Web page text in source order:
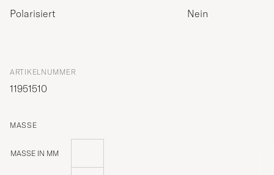
Polarisiert
Nein
ARTIKELNUMMER
11951510
MASSE
MASSE IN MM